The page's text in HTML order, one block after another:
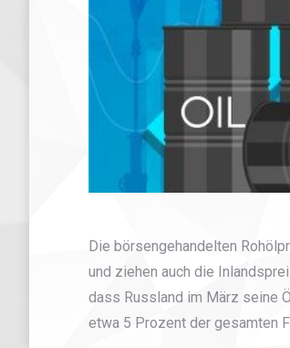
Die börsengehandelten
und ziehen auch die
dass Russland im März seine
etwa 5 Prozent der gesamten